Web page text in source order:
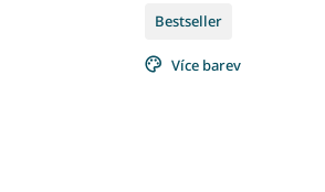
Bestseller
Více barev